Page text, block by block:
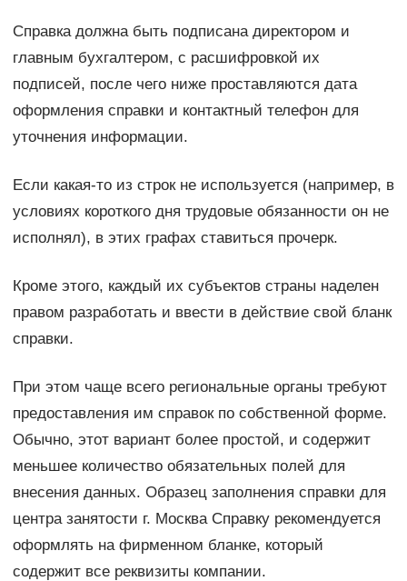
Справка должна быть подписана директором и
главным бухгалтером, с расшифровкой их
подписей, после чего ниже проставляются дата
оформления справки и контактный телефон для
уточнения информации.
Если какая-то из строк не используется (например, в
условиях короткого дня трудовые обязанности он не
исполнял), в этих графах ставиться прочерк.
Кроме этого, каждый их субъектов страны наделен
правом разработать и ввести в действие свой бланк
справки.
При этом чаще всего региональные органы требуют
предоставления им справок по собственной форме.
Обычно, этот вариант более простой, и содержит
меньшее количество обязательных полей для
внесения данных. Образец заполнения справки для
центра занятости г. Москва Справку рекомендуется
оформлять на фирменном бланке, который
содержит все реквизиты компании.